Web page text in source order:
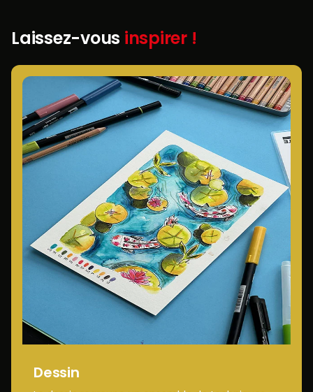
Laissez-vous inspirer !
Dessin